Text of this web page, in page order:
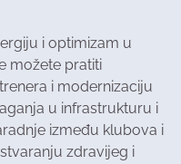
i optimizam u
možete pratiti
i modernizaciju
u infrastrukturu i
između klubova i
zdravijeg i